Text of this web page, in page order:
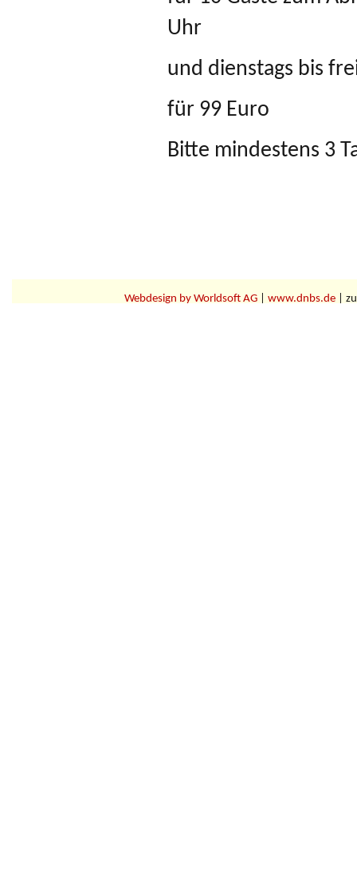
Uhr
und dienstags bis
für 99 Euro
Bitte mindestens 3
Webdesign by Worldsoft AG| www.dnbs.de|